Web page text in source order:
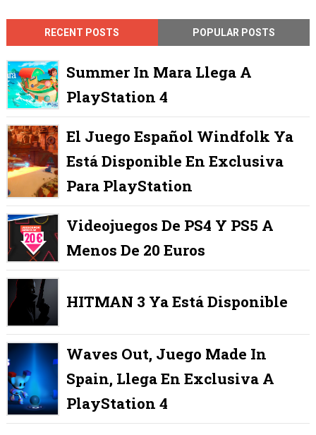
RECENT POSTS POPULAR POSTS
Summer In Mara Llega A
PlayStation 4
El Juego Español Windfolk Ya
Está Disponible En Exclusiva
Para PlayStation
Videojuegos De PS4 Y PS5 A
Menos De 20 Euros
HITMAN 3 Ya Está Disponible
Waves Out, Juego Made In
Spain, Llega En Exclusiva A
PlayStation 4